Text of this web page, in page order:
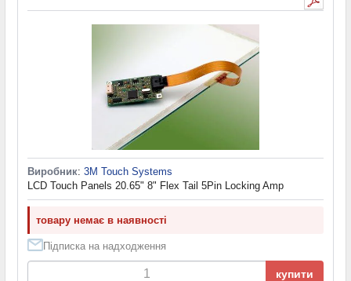
Виробник: 3M Touch Systems
LCD Touch Panels 20.65" 8" Flex Tail 5Pin Locking Amp
товару немає в наявності
Підписка на надходження
купити